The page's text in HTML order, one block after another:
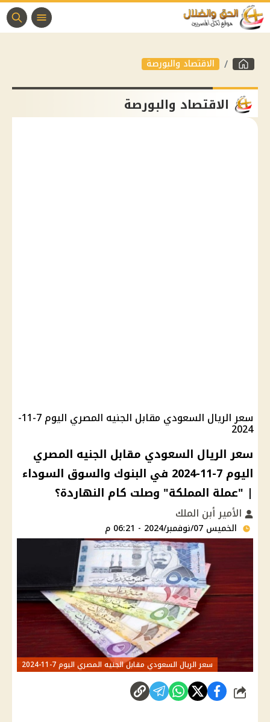
الاقتصاد والبورصة
الاقتصاد والبورصة
سعر الريال السعودي مقابل الجنيه المصري اليوم 7-11-
2024
سعر الريال السعودي مقابل الجنيه المصري
اليوم 7-11-2024 في البنوك والسوق السوداء
| "عملة المملكة" وصلت كام النهاردة؟
الأمير أبن الملك
الخميس 07/نوفمبر/2024 - 06:21 م
سعر الريال السعودي مقابل الجنيه المصري اليوم 7-11-2024
شارك